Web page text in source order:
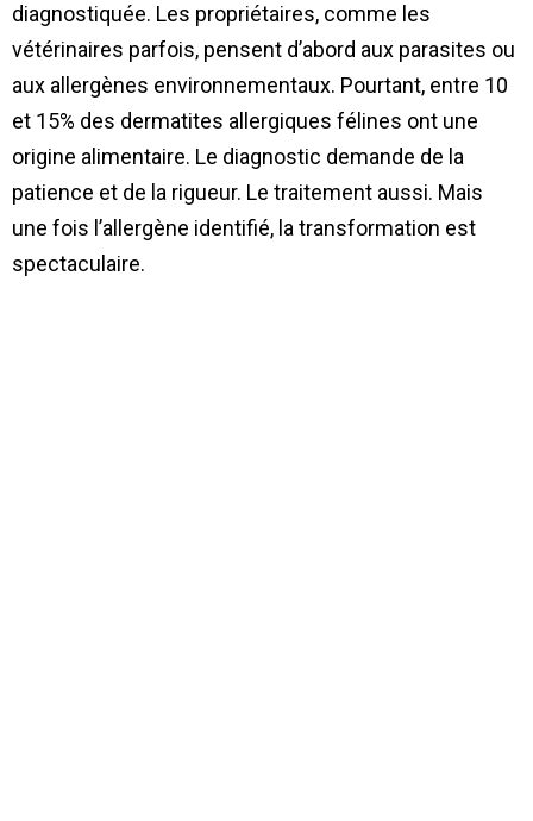
diagnostiquée. Les propriétaires, comme les
vétérinaires parfois, pensent d’abord aux parasites ou
aux allergènes environnementaux. Pourtant, entre 10
et 15% des dermatites allergiques félines ont une
origine alimentaire. Le diagnostic demande de la
patience et de la rigueur. Le traitement aussi. Mais
une fois l’allergène identifié, la transformation est
spectaculaire.